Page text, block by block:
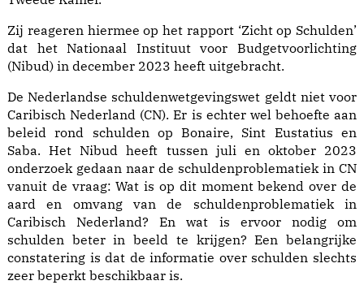
Zij reageren hiermee op het rapport ‘Zicht op Schulden’
dat het Nationaal Instituut voor Budgetvoorlichting
(Nibud) in december 2023 heeft uitgebracht.
De Nederlandse schuldenwetgevingswet geldt niet voor
Caribisch Nederland (CN). Er is echter wel behoefte aan
beleid rond schulden op Bonaire, Sint Eustatius en
Saba. Het Nibud heeft tussen juli en oktober 2023
onderzoek gedaan naar de schuldenproblematiek in CN
vanuit de vraag: Wat is op dit moment bekend over de
aard en omvang van de schuldenproblematiek in
Caribisch Nederland? En wat is ervoor nodig om
schulden beter in beeld te krijgen? Een belangrijke
constatering is dat de informatie over schulden slechts
zeer beperkt beschikbaar is.